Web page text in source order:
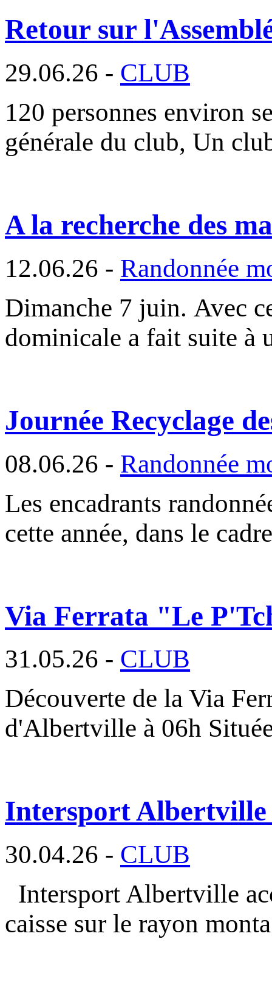
Retour sur
29.06.26 - CLUB
120 personnes environ
générale du club, Un
A la recherche des
12.06.26 - Randonnée
Dimanche 7 juin. Avec
dominicale a fait suite à
Journée Recyclage
08.06.26 - Randonnée
Les encadrants
cette année, dans le
Via Ferrata "Le
31.05.26 - CLUB
Découverte de la Via
d'Albertville à 06h
Intersport Albertville
30.04.26 - CLUB
Intersport Albertville
caisse sur le rayon